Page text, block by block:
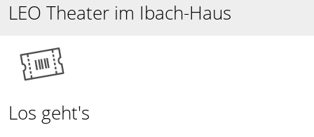
LEO Theater im Ibach-Haus
Los geht's